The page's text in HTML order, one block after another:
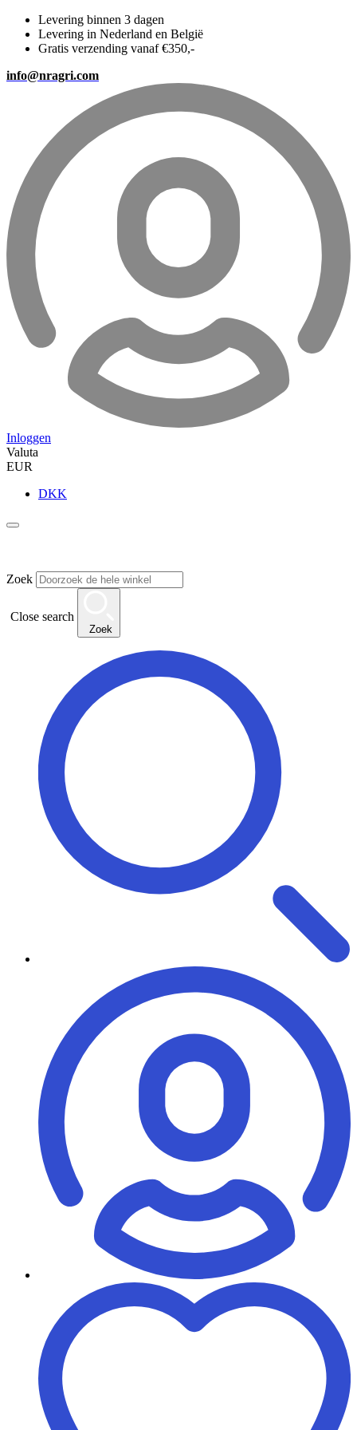
Levering binnen 3 dagen
Levering in Nederland en België
Gratis verzending vanaf €350,-
info@nragri.com
Inloggen
Valuta
EUR
DKK
Zoek
Close search
Zoek